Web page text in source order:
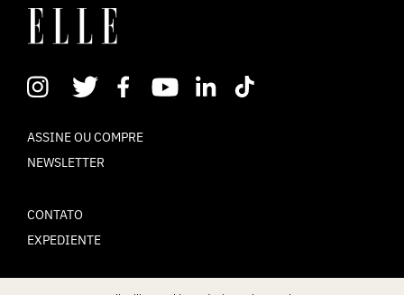
ASSINE OU COMPRE
NEWSLETTER
CONTATO
EXPEDIENTE